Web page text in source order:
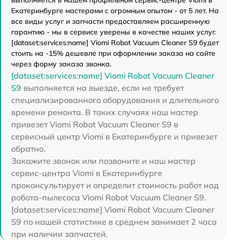
Екатеринбурге мастерами с огромным опытом - от 5 лет. На
все виды услуг и запчасти предоставляем расширенную
гарантию - мы в сервисе уверены в качестве наших услуг.
[dataset:services:name] Viomi Robot Vacuum Cleaner S9 будет
стоить на -15% дешевле при оформлении заказа на сайте
через форму заказа звонка.
[dataset:services:name] Viomi Robot Vacuum Cleaner
S9 выполняется на выезде, если не требует
специализированного оборудования и длительного
времени ремонта. В таких случаях наш мастер
привезет Viomi Robot Vacuum Cleaner S9 в
сервисный центр Viomi в Екатеринбурге и привезет
обратно.
Закажите звонок или позвоните и наш мастер
сервис-центра Viomi в Екатеринбурге
проконсультирует и определит стоимость работ над
робота-пылесоса Viomi Robot Vacuum Cleaner S9.
[dataset:services:name] Viomi Robot Vacuum Cleaner
S9 по нашей статистике в среднем занимает 2 часа
при наличии запчастей.